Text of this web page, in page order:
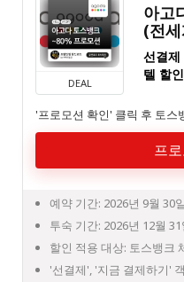
DEAL
아고
(전
선결
텔 할
'프로모션 확인' 클릭 후 토스
프
예약 기간: 2026년 9월 30
투숙 기간: 2026년 12월
할인 적용 대상: 토스뱅크
'선결제', '지금 결제하기'